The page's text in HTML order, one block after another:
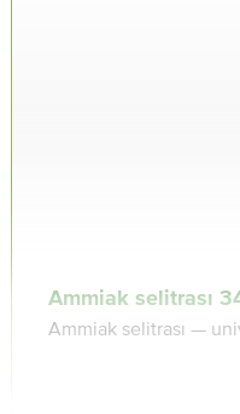
Ammiak selitrası
Ammiak selitrası —